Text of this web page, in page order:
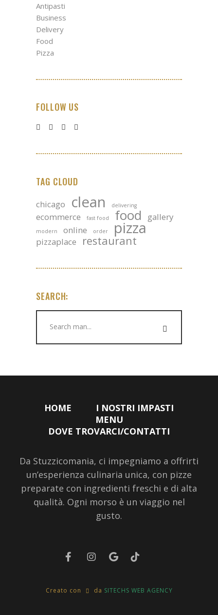
Antipasti
Business
Delivery
Food
Pizza
FOLLOW US
TAG CLOUD
chicago clean delivering
ecommerce fast food food gallery
modern online order pizza
pizzaplace restaurant
SEARCH:
HOME
I NOSTRI IMPASTI
MENU
DOVE TROVARCI/CONTATTI
Da Stuzzicomania, ci impegniamo a offrirti
un’esperienza culinaria unica, con pizze
preparate con ingredienti freschi e di alta
qualità. Ogni morso è un viaggio nel
gusto.
Creato con da SITECHS WEB AGENCY